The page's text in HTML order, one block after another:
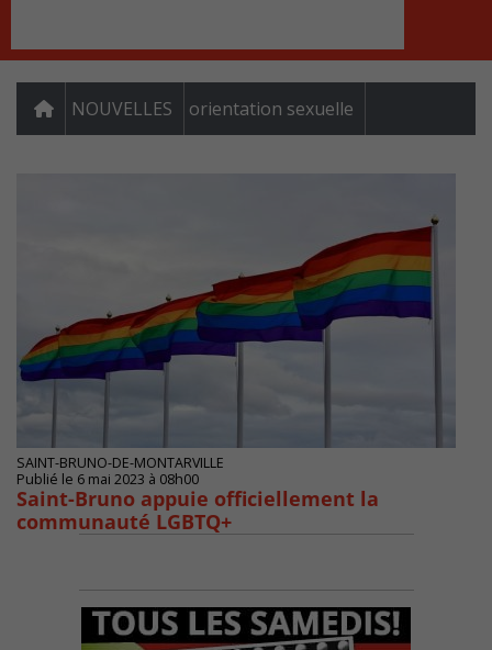
NOUVELLES orientation sexuelle
SAINT-BRUNO-DE-MONTARVILLE
Publié le 6 mai 2023 à 08h00
Saint-Bruno appuie officiellement la
communauté LGBTQ+